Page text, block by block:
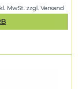
MwSt. zzgl. Versand